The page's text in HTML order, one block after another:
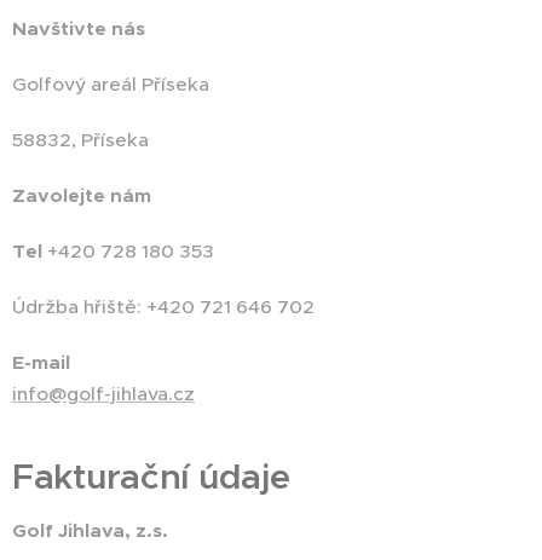
Navštivte nás
Golfový areál Příseka
58832, Příseka
Zavolejte nám
Tel +420 728 180 353
Údržba hřiště: +420 721 646 702
E-mail
info@golf-jihlava.cz
Fakturační údaje
Golf Jihlava, z.s.